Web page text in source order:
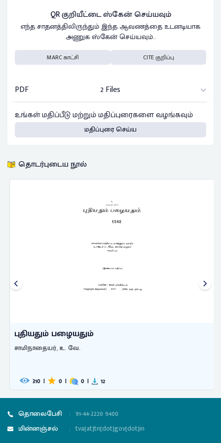
QR குறியீட்டை ஸ்கேன் செய்யவும்
எந்த சாதனத்திலிருந்தும் இந்த ஆவணத்தை உடனடியாக
அணுக ஸ்கேன் செய்யவும்..
MARC காட்சி CITE குறிப்பு
PDF
2 Files
உங்கள் மதிப்பீடு மற்றும் மதிப்புரைகளை வழங்கவும்
மதிப்புரை செய்ய
தொடர்புடைய நூல்
புதியதும் பழையதும்
சாமிநாதையர், உ. வே.
310 0 0 12
தொலைபேசி : 91-44-2220 9400
மின்னஞ்சல்
: tva[at]tn[dot]gov[dot]in